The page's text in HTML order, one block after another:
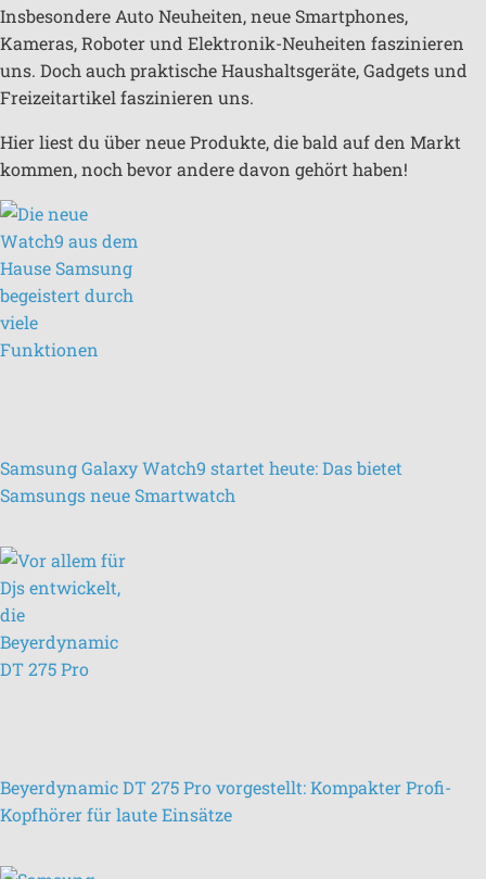
Insbesondere Auto Neuheiten, neue Smartphones,
Kameras, Roboter und Elektronik-Neuheiten faszinieren
uns. Doch auch praktische Haushaltsgeräte, Gadgets und
Freizeitartikel faszinieren uns.
Hier liest du über neue Produkte, die bald auf den Markt
kommen, noch bevor andere davon gehört haben!
Samsung Galaxy Watch9 startet heute: Das bietet
Samsungs neue Smartwatch
Beyerdynamic DT 275 Pro vorgestellt: Kompakter Profi-
Kopfhörer für laute Einsätze